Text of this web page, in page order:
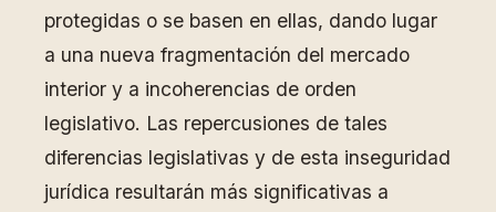
protegidas o se basen en ellas, dando lugar
a una nueva fragmentación del mercado
interior y a incoherencias de orden
legislativo. Las repercusiones de tales
diferencias legislativas y de esta inseguridad
jurídica resultarán más significativas a